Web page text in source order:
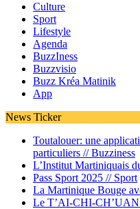
Culture
Sport
Lifestyle
Agenda
BuzzIness
Buzzvisio
Buzz Kréa Matinik
App
News Ticker
Toutalouer: une
particuliers //Buzziness
L’Institut Martiniquais
Pass Sport 2025 // Sport
La Martinique Bouge
Le T’AI-CHI-CH’UAN